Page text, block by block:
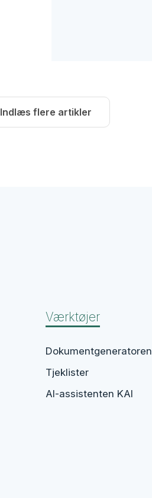
Indlæs flere artikler
Værktøjer
Dokumentgeneratoren
Tjeklister
AI-assistenten KAI